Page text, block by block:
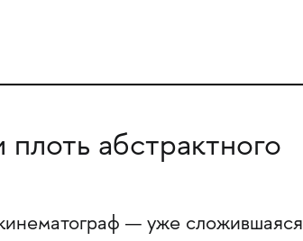
абстрактного
— уже сложившаяся